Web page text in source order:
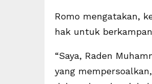
Romo mengatakan,
hak untuk
“Saya, Raden
yang